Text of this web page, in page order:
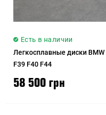
Есть в наличии
Легкосплавные диски BMW
F39 F40 F44
58 500 грн